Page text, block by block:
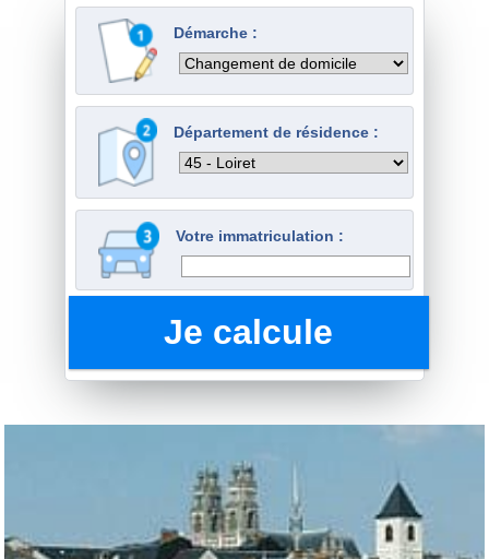
Démarche :
Département de résidence :
Votre immatriculation :